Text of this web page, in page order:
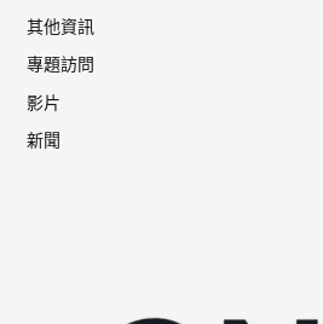
其他資訊
專題訪問
影片
新聞